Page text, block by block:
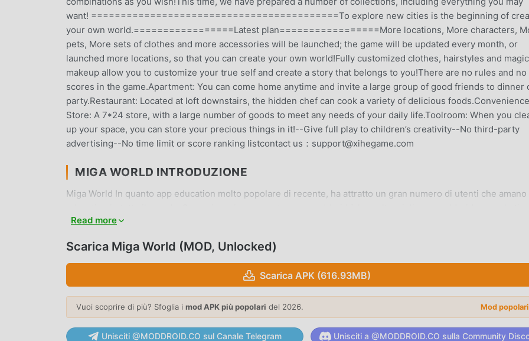
want! ==========================================To explore new cities is the beginning of
your own world.=================Latest plan=================More locations, More characters,
pets, More sets of clothes and more accessories will be launched; the game will be updated every month, or
launched more locations, so that you can create your own world!Fully customized clothes, hairstyles and magic
makeup allow you to customize your true self and create a story that belongs to you!There are no rules and no
scores in the game.Apartment: You can come home anytime and invite a large group of good friends to dinner
party.Restaurant: Located at loft downstairs, the hidden chef can cook a variety of delicious foods.Convenience
Store: A 7*24 store, with a large number of goods to meet any needs of your daily life.Toolroom: When you
up your space, you can store your precious things in it!--Give full play to children’s creativity--No third-party
advertising--No time limit or score ranking listcontact us：support@xihegame.com
MIGA WORLD INTRODUZIONE
Miga World In quanto app education molto popolare di recente, ha attratto un gran numero di utenti che amano
fornisce l'ultima versione di Miga World 1.89 gratuitamente, ma fornisce anche Free mod gratuitamente per
addebiteranno agli utenti alcuna commissione e sono sicure al 100%, disponibili e gratuite da installare. Basta
scaricare il client moddroid, puoi scaricare e installare Miga World 1.89 con un clic. Cosa stai aspettando,
FUNZIONALITÀ CONVENIENTI
Miga World Essendo una popolare applicazione education, le sue potenti funzioni hanno attratto un gran
Read more
Scarica Miga World (MOD, Unlocked)
Scarica APK (616.93MB)
Vuoi scoprire di più? Sfoglia i mod APK più popolari del 2026. Mod
Unisciti @MODDROID.CO sul Canale Telegram Unisciti a @MODDROID.CO sulla Community